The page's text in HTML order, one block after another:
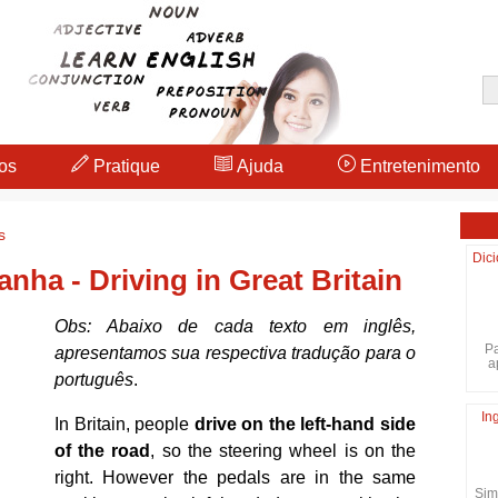
Pratique Ajuda Entretenimento
- Driving in Great Britain
Obs: Abaixo de cada texto em inglês,
apresentamos sua respectiva tradução para o
português.
In Britain, people drive on the left-hand side
of the road , so the steering wheel is on the
right. However the pedals are in the same